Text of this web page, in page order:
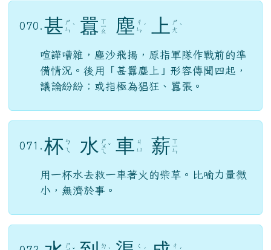
070. 甚 ㄕ
ㄣ ˋ 囂 ㄒ
ㄧ
ㄠ 塵 ㄔ
ㄣ ˊ 上
ㄕ
ㄤ ˋ
喧譁嘈雜，塵沙飛揚，原指軍隊作戰前的準
備情況。後用「甚囂塵上」形容傳聞四起，
議論紛紛；或指極為猖狂、囂張。
071. 杯 ㄅ
ㄟ
水 ㄕ
ㄨ
ㄟ
ˇ 車 ㄐ
ㄩ
薪 ㄒ
ㄧ
ㄣ
用一杯水去救一車著火的柴草。比喻力量微
小，無濟於事。
ㄕ
ㄉ
ㄑ
ㄔ